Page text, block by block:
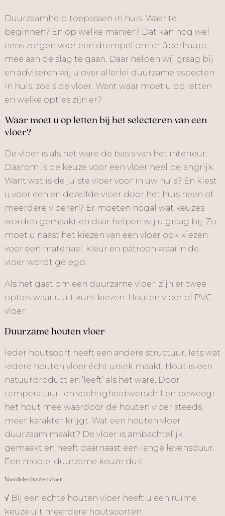
Duurzaamheid toepassen in huis. Waar te
beginnen? En op welke manier? Dat kan nog wel
eens zorgen voor een drempel om er überhaupt
mee aan de slag te gaan. Daar helpen wij graag bij
en adviseren wij u over allerlei duurzame aspecten
in huis, zoals de vloer. Want waar moet u op letten
en welke opties zijn er?
Waar moet u op letten bij het selecteren van een
vloer?
De vloer is als het ware de basis van het interieur.
Daarom is de keuze voor een vloer heel belangrijk.
Want wat is de juiste vloer voor in uw huis? En kiest
u voor een en dezelfde vloer door het huis heen of
meerdere vloeren? Er moeten nogal wat keuzes
worden gemaakt en daar helpen wij u graag bij. Zo
moet u naast het kiezen van een vloer ook kiezen
voor een materiaal, kleur en patroon waarin de
vloer wordt gelegd.
Als het gaat om een duurzame vloer, zijn er twee
opties waar u uit kunt kiezen: Houten vloer of PVC-
vloer.
Duurzame houten vloer
Ieder houtsoort heeft een andere structuur. Iets wat
iedere houten vloer écht uniek maakt. Hout is een
natuurproduct en ‘leeft’ als het ware. Door
temperatuur- en vochtigheidsverschillen beweegt
het hout mee waardoor de houten vloer steeds
meer karakter krijgt. Wat een houten vloer
duurzaam maakt? De vloer is ambachtelijk
gemaakt en heeft daarnaast een lange levensduur.
Een mooie, duurzame keuze dus!
Voordelen houten vloer
√ Bij een echte houten vloer heeft u een ruime
keuze uit meerdere houtsoorten.